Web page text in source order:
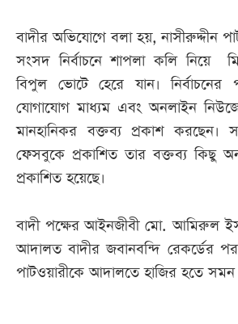
বাদীর অভিযোগে বলা হয়, নাসীরুদ্দীন
সংসদ নির্বাচনে শাপলা কলি নিয়ে
বিপুল ভোটে হেরে যান। নির্বাচনের
যোগাযোগ মাধ্যম এবং অনলাইন
মানহানিকর বক্তব্য প্রকাশ করছেন।
ফেসবুকে প্রকাশিত তার বক্তব্য কিছু
প্রকাশিত হয়েছে।
বাদী পক্ষের আইনজীবী মো. আমিরুল
আদালত বাদীর জবানবন্দি রেকর্ডের
পাটওয়ারীকে আদালতে হাজির হতে সমন